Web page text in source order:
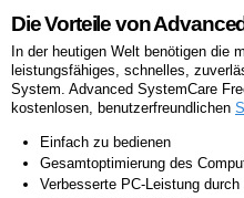
Die Vorteile von
In der heutigen Welt benötigen die
leistungsfähiges, schnelles,
System. Advanced SystemCare
kostenlosen, benutzerfreundlichen
Einfach zu bedienen
Gesamtoptimierung des
Verbesserte PC-Leistung